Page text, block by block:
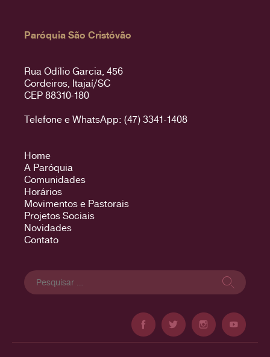
Paróquia São Cristóvão
Rua Odílio Garcia, 456
Cordeiros, Itajaí/SC
CEP 88310-180
Telefone e WhatsApp: (47) 3341-1408
Home
A Paróquia
Comunidades
Horários
Movimentos e Pastorais
Projetos Sociais
Novidades
Contato
Pesquisar
por: